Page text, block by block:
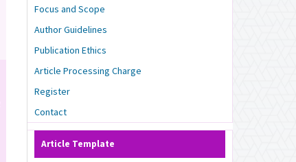
Focus and Scope
Author Guidelines
Publication Ethics
Article Processing Charge
Register
Contact
Article Template